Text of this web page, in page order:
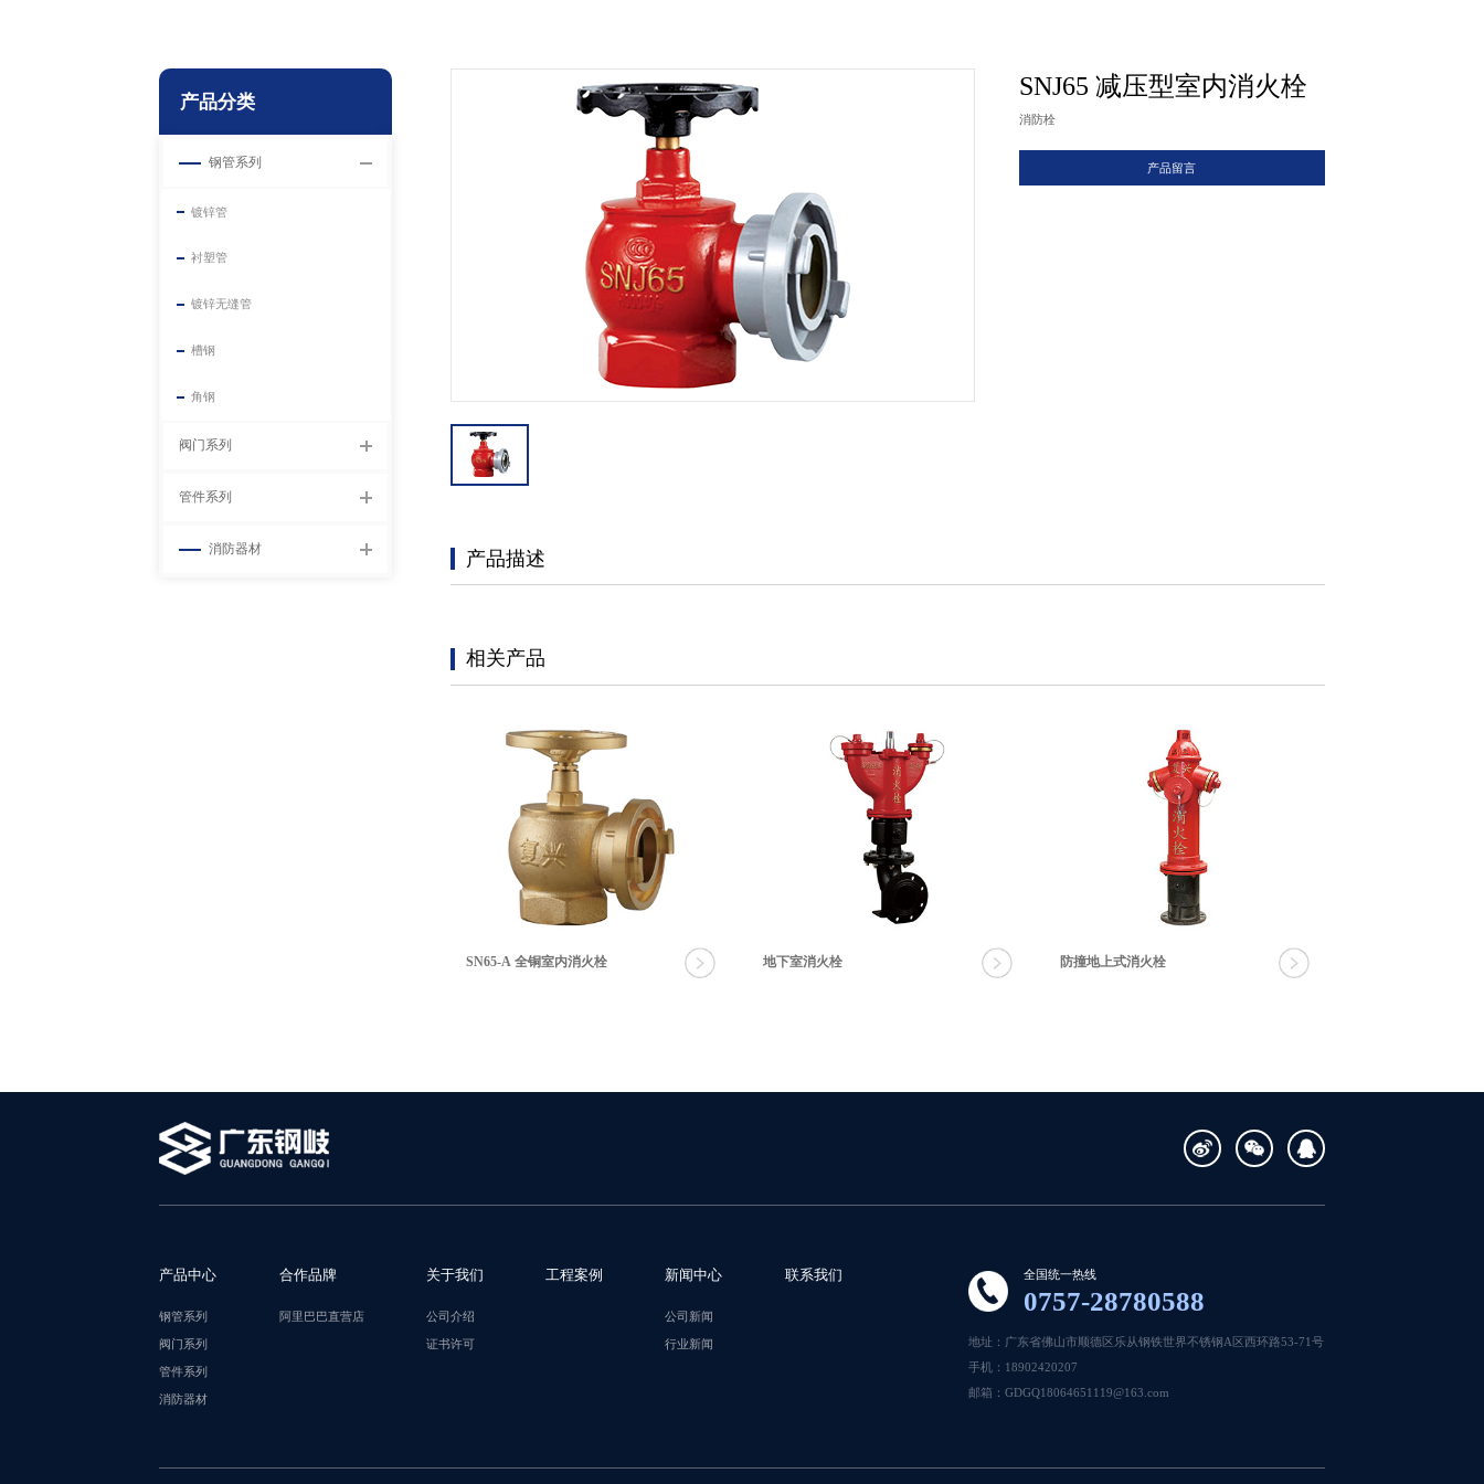
产品分类
钢管系列
镀锌管
衬塑管
镀锌无缝管
槽钢
角钢
阀门系列
管件系列
消防器材
SNJ65 减压型室内消火栓
消防栓
产品留言
产品描述
相关产品
SN65-A 全铜室内消火栓 地下室消火栓 防撞地上式消火栓
产品中心
钢管系列
阀门系列
管件系列
消防器材
合作品牌
阿里巴巴直营店
关于我们
公司介绍
证书许可
工程案例 新闻中心
公司新闻
行业新闻
联系我们 全国统一热线
0757-28780588
地址：广东省佛山市顺德区乐从钢铁世界不锈钢A区西环路53-71号
手机：18902420207
邮箱：GDGQ18064651119@163.com